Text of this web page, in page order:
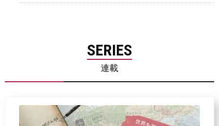
SERIES
連載